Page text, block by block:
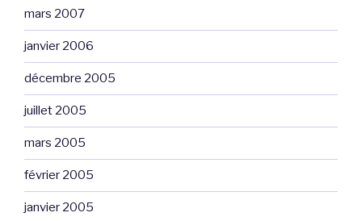
mars 2007
janvier 2006
décembre 2005
juillet 2005
mars 2005
février 2005
janvier 2005